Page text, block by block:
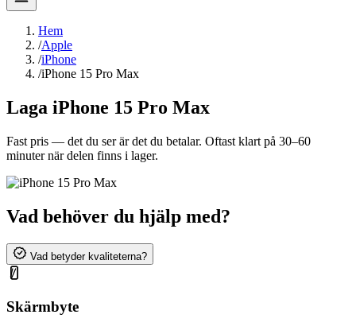
Hem
/Apple
/iPhone
/iPhone 15 Pro Max
Laga iPhone 15 Pro Max
Fast pris — det du ser är det du betalar. Oftast klart på 30–60
minuter när delen finns i lager.
Vad behöver du hjälp med?
Vad betyder kvaliteterna?
Skärmbyte